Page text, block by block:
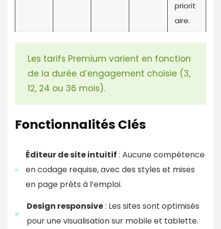
priorit
aire.
Les tarifs Premium varient en fonction
de la durée d’engagement choisie (3,
12, 24 ou 36 mois).
Fonctionnalités Clés
Éditeur de site intuitif : Aucune compétence
en codage requise, avec des styles et mises
en page prêts à l’emploi. ​
Design responsive: Les sites sont optimisés
pour une visualisation sur mobile et tablette.​